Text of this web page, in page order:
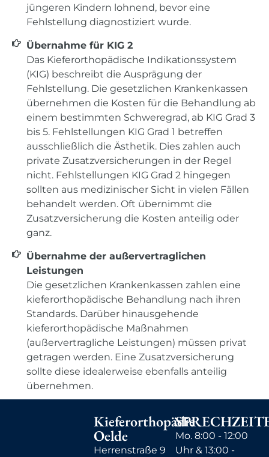
jüngeren Kindern lohnend, bevor eine
Fehlstellung diagnostiziert wurde.
Übernahme für KIG 2
Das Kieferorthopädische Indikationssystem
(KIG) beschreibt die Ausprägung der
Fehlstellung. Die gesetzlichen Krankenkassen
übernehmen die Kosten für die Behandlung ab
einem bestimmten Schweregrad, ab KIG Grad 3
bis 5. Fehlstellungen KIG Grad 1 betreffen
ausschließlich die Ästhetik. Dies zahlen auch
private Zusatzversicherungen in der Regel
nicht. Fehlstellungen KIG Grad 2 hingegen
sollten aus medizinischer Sicht in vielen Fällen
behandelt werden. Oft übernimmt die
Zusatzversicherung die Kosten anteilig oder
ganz.
Übernahme der außervertraglichen
Leistungen
Die gesetzlichen Krankenkassen zahlen eine
kieferorthopädische Behandlung nach ihren
Standards. Darüber hinausgehende
kieferorthopädische Maßnahmen
(außervertragliche Leistungen) müssen privat
getragen werden. Eine Zusatzversicherung
sollte diese idealerweise ebenfalls anteilig
übernehmen.
Kieferorthopädie
Oelde
Herrenstraße 9
Mo. 8:00 - 12:00
Uhr & 13:00 -